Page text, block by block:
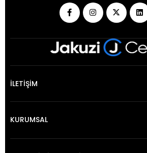
İLETİŞİM
KURUMSAL